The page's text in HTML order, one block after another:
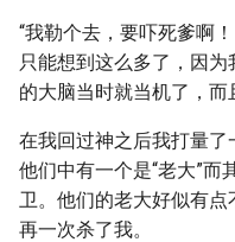
“我勒个去，要吓死爹啊
只能想到这么多了，因
的大脑当时就当机了，而
在我回过神之后我打量
他们中有一个是“老大”而
卫。他们的老大好似有
再一次杀了我。